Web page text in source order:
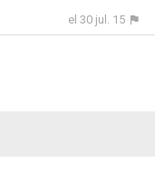
el 30 jul. 15